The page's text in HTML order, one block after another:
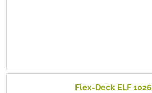
Flex-Deck ELF 1026